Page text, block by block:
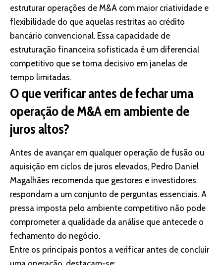
estruturar operações de M&A com maior criatividade e
flexibilidade do que aquelas restritas ao crédito
bancário convencional. Essa capacidade de
estruturação financeira sofisticada é um diferencial
competitivo que se torna decisivo em janelas de
tempo limitadas.
O que verificar antes de fechar uma
operação de M&A em ambiente de
juros altos?
Antes de avançar em qualquer operação de fusão ou
aquisição em ciclos de juros elevados, Pedro Daniel
Magalhães recomenda que gestores e investidores
respondam a um conjunto de perguntas essenciais. A
pressa imposta pelo ambiente competitivo não pode
comprometer a qualidade da análise que antecede o
fechamento do negócio.
Entre os principais pontos a verificar antes de concluir